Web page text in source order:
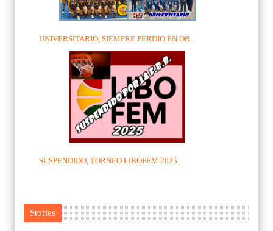
UNIVERSITARIO, SIEMPRE PERDIO EN OR...
SUSPENDIDO, TORNEO LIBOFEM 2025
Stories